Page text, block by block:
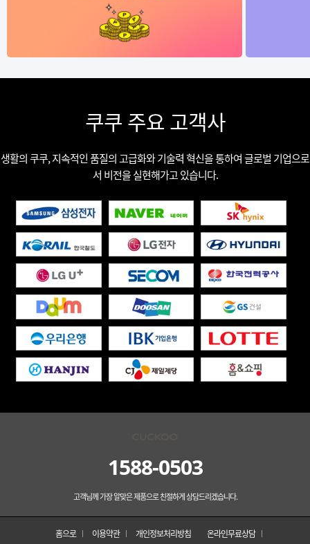
쿠쿠 주요 고객사
생활의 쿠쿠, 지속적인 품질의 고급화와 기술력 혁신을 통하여 글로벌 기업으로
서 비전을 실현해가고 있습니다.
1588-0503
고객님께 가장 알맞은 제품으로 친절하게 상담드리겠습니다.
홈으로 이용약관 개인정보처리방침 온라인무료상담